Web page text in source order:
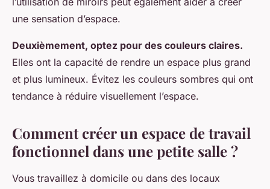
une sensation d’espace.
Deuxièmement, optez pour des couleurs claires.
Elles ont la capacité de rendre un espace plus grand
et plus lumineux. Évitez les couleurs sombres qui ont
tendance à réduire visuellement l’espace.
Comment créer un espace de travail
fonctionnel dans une petite salle ?
Vous travaillez à domicile ou dans des locaux